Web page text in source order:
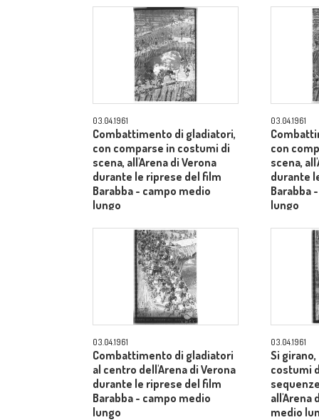
03.04.1961
Combattimento di gladiatori,
con comparse in costumi di
scena, all'Arena di Verona
durante le riprese del film
Barabba - campo medio
lungo
03.04.1961
con
scena,
durante
Barabba
lungo
03.04.1961
Combattimento di gladiatori
al centro dell'Arena di Verona
durante le riprese del film
Barabba - campo medio
lungo
03.04.1961
Si
costumi
all'Arena
medio